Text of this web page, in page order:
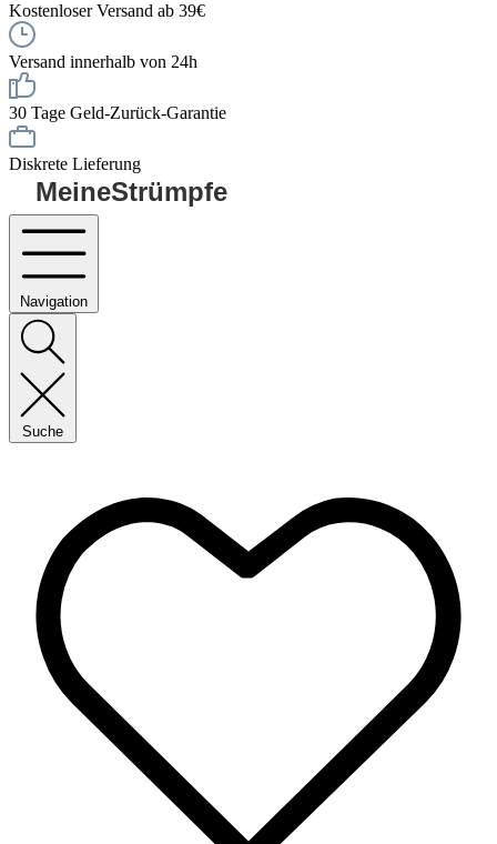
Kostenloser Versand ab 39€
Versand innerhalb von 24h
30 Tage Geld-Zurück-Garantie
Diskrete Lieferung
MeineStrümpfe
Navigation
Suche